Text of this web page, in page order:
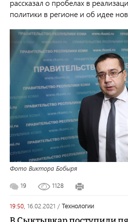
рассказал о пробелах в
политики в регионе и об идее
Фото Виктора Бобыря
19 1128
19:50, 16.02.2021 / технологии